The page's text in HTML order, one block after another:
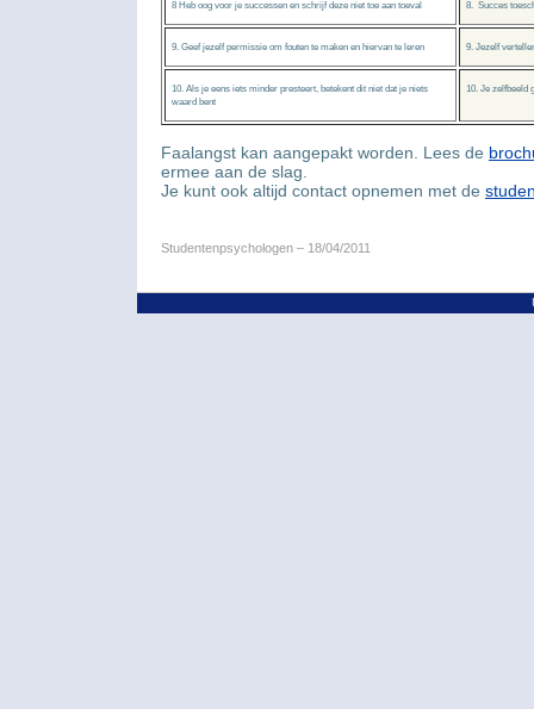
8 Heb oog voor je successen en schrijf deze niet toe aan toeval 8. Succes
9. Geef jezelf permissie om fouten te maken en hiervan te leren 9. Jezelf
10. Als je eens iets minder presteert, betekent dit niet dat je niets
waard bent
10. Je zelfbeeld
Faalangst kan aangepakt worden. Lees de
ermee aan de slag.
Je kunt ook altijd contact opnemen met de
Studentenpsychologen – 18/04/2011